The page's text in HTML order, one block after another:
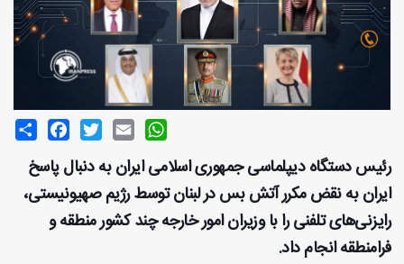
Share
FacebookTwitterEmail
WhatsApp
رئیس دستگاه دیپلماسی جمهوری اسلامی ایران به دنبال پاسخ
ایران به نقض مکرر آتش بس در لبنان توسط رژیم صهیونیستی،
رایزنی‌های تلفنی را با وزیران امور خارجه چند کشور منطقه و
فرامنطقه انجام داد.